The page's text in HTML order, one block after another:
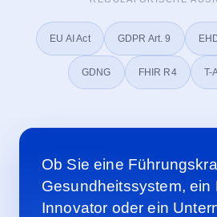
EU AI Act GDPR Art. 9
GDNG FHIR R4 T-
Ob Sie eine
Gesundheitssystem, ein
Innovator oder ein